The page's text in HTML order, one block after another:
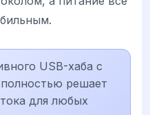
USB-хаба с
решает
для любых